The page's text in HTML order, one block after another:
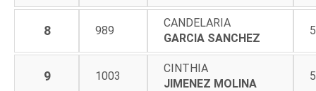
8 989
CANDELARIA
GARCIA SANCHEZ
9 1003
CINTHIA
JIMENEZ MOLINA